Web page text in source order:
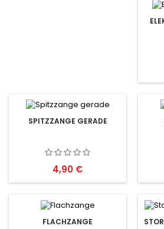
SPITZZANGE GERADE
Preis
4,90 €
FLACHZANGE